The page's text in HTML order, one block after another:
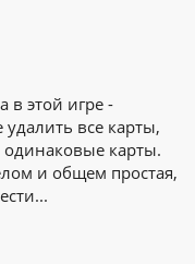
в этой игре -
удалить все карты,
карты.
и общем простая,